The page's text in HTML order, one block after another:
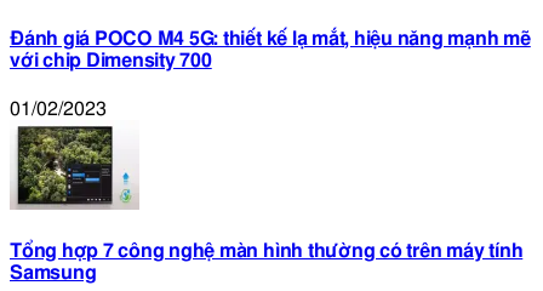
Đánh giá POCO M4 5G: thiết kế lạ mắt, hiệu năng mạnh mẽ
với chip Dimensity 700
01/02/2023
Tổng hợp 7 công nghệ màn hình thường có trên máy tính
Samsung